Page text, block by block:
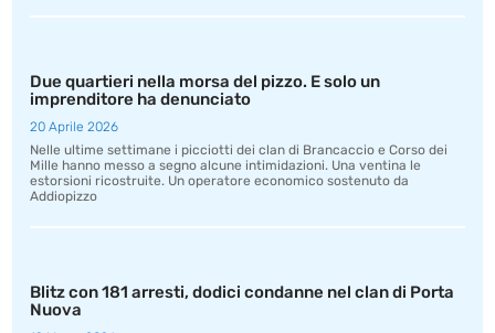
Due quartieri nella morsa del pizzo. E solo un
imprenditore ha denunciato
20 Aprile 2026
Nelle ultime settimane i picciotti dei clan di Brancaccio e Corso dei
Mille hanno messo a segno alcune intimidazioni. Una ventina le
estorsioni ricostruite. Un operatore economico sostenuto da
Addiopizzo
Blitz con 181 arresti, dodici condanne nel clan di Porta
Nuova